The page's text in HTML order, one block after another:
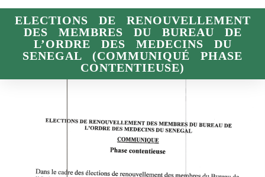
ELECTIONS DE RENOUVELLEMENT
DES MEMBRES DU BUREAU DE
L’ORDRE DES MEDECINS DU
SENEGAL (COMMUNIQUÉ PHASE
CONTENTIEUSE)